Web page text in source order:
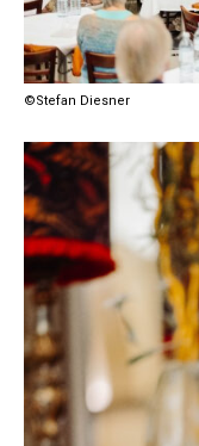
©Stefan Diesner